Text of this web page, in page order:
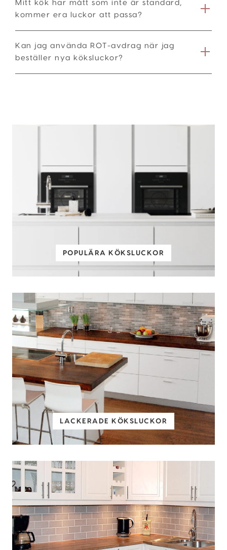
Mitt kök har mått som inte är standard,
kommer era luckor att passa?
Kan jag använda ROT-avdrag när jag
beställer nya köksluckor?
POPULÄRA KÖKSLUCKOR
LACKERADE KÖKSLUCKOR